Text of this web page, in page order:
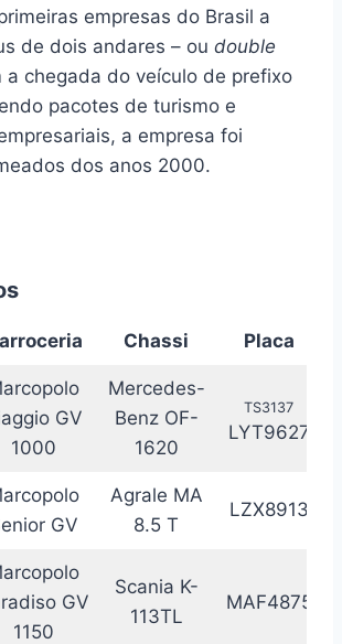
empresas do Brasil a
de dois andares – ou double
a chegada do veículo de prefixo
pacotes de turismo e
a empresa foi
dos anos 2000.
Chassi Placa
GV
1000
Mercedes-
Benz OF-
1620
TS3137
LYT9627
GV
Agrale MA
8.5 T
LZX8913
GV
1150
Scania K-
113TL
MAF4875